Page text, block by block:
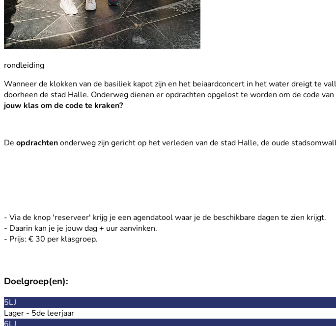
rondleiding
Wanneer de klokken van de basiliek kapot zijn en het beiaardconcert in het water dreigt te
doorheen de stad Halle. Onderweg dienen er opdrachten opgelost te worden om de code
jouw klas om de code te kraken?
De opdrachtenonderweg zijn gericht op het verleden van de stad Halle, de oude
- Via de knop 'reserveer' krijg je een agendatool waar je de beschikbare dagen te zien krijgt.
- Daarin kan je je jouw dag + uur aanvinken.
- Prijs: € 30 per klasgroep.
Doelgroep(en):
5LJ
Lager - 5de leerjaar